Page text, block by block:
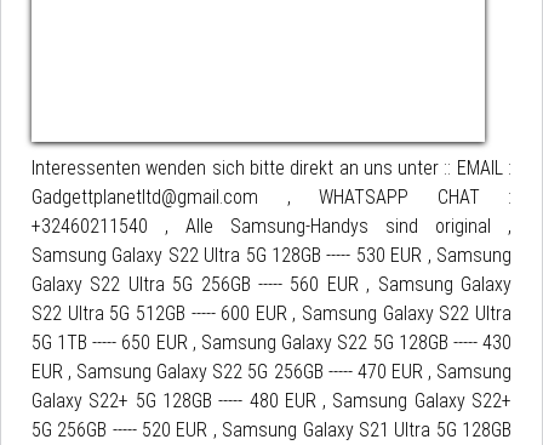
Interessenten wenden sich bitte direkt an uns unter :: EMAIL :
Gadgettplanetltd@gmail.com , WHATSAPP CHAT :
+32460211540 , Alle Samsung-Handys sind original ,
Samsung Galaxy S22 Ultra 5G 128GB ----- 530 EUR , Samsung
Galaxy S22 Ultra 5G 256GB ----- 560 EUR , Samsung Galaxy
S22 Ultra 5G 512GB ----- 600 EUR , Samsung Galaxy S22 Ultra
5G 1TB ----- 650 EUR , Samsung Galaxy S22 5G 128GB ----- 430
EUR , Samsung Galaxy S22 5G 256GB ----- 470 EUR , Samsung
Galaxy S22+ 5G 128GB ----- 480 EUR , Samsung Galaxy S22+
5G 256GB ----- 520 EUR , Samsung Galaxy S21 Ultra 5G 128GB